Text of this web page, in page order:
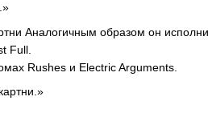
Аналогичным образом он
Full.
Rushes и Electric Arguments.